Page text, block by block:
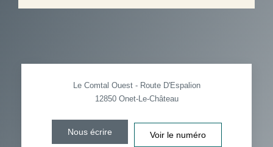
Le Comtal Ouest - Route D'Espalion
12850 Onet-Le-Château
Nous écrire Voir le numéro